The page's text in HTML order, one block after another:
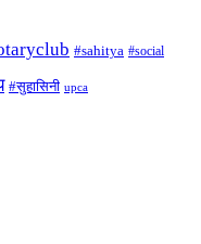
#sahitya #social
#सुहासिनी upca